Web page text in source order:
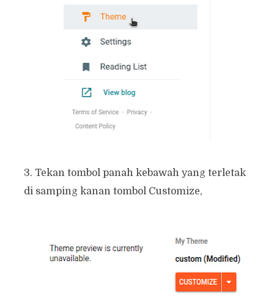
3. Tekan tombol panah kebawah yang terletak
di samping kanan tombol Customize,